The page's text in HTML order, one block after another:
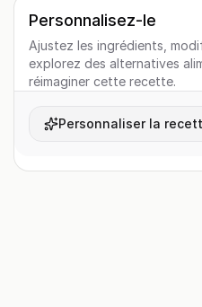
Personnalisez-le
Ajustez les ingrédients,
explorez des alternatives
réimaginer cette recette.
Personnaliser la